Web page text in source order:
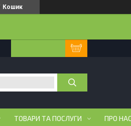
Кошик
ТОВАРИ ТА ПОСЛУГИ ПРО